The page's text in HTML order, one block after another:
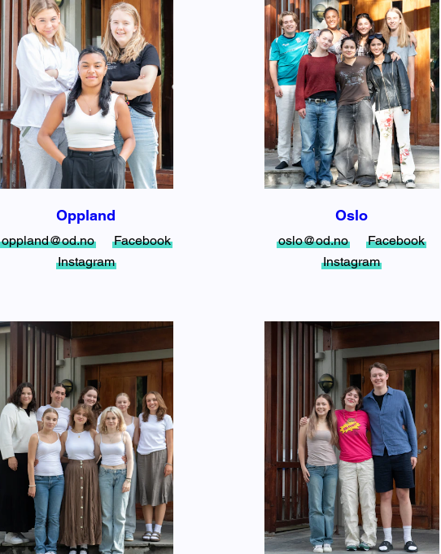
Oppland
oppland@od.no
Facebook
Instagram
Oslo
oslo@od.no
Facebook
Instagram